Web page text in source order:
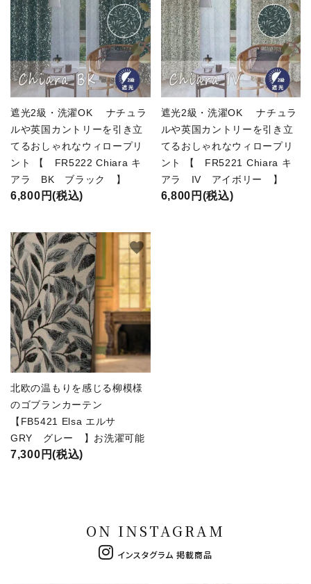
遮光2級・洗濯OK ナチュラ
ルや英国カントリーを引き立
てるおしゃれなウィロープリ
ント 【 FR5222 Chiara キ
アラ BK ブラック 】
6,800円(税込)
遮光2級・洗濯OK ナチュラ
ルや英国カントリーを引き立
てるおしゃれなウィロープリ
ント 【 FR5221 Chiara キ
アラ IV アイボリー 】
6,800円(税込)
北欧の温もりを感じる柳模様
のゴブランカーテン
【FB5421 Elsa エルサ
GRY グレー 】お洗濯可能
7,300円(税込)
favorite
ON INSTAGRAM
インスタグラム 掲載商品